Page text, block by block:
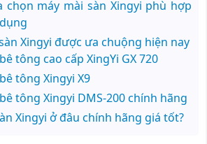
chọn máy mài sàn Xingyi phù hợp
Xingyi được ưa chuộng hiện nay
tông cao cấp XingYi GX 720
tông Xingyi X9
tông Xingyi DMS-200 chính hãng
Xingyi ở đâu chính hãng giá tốt?